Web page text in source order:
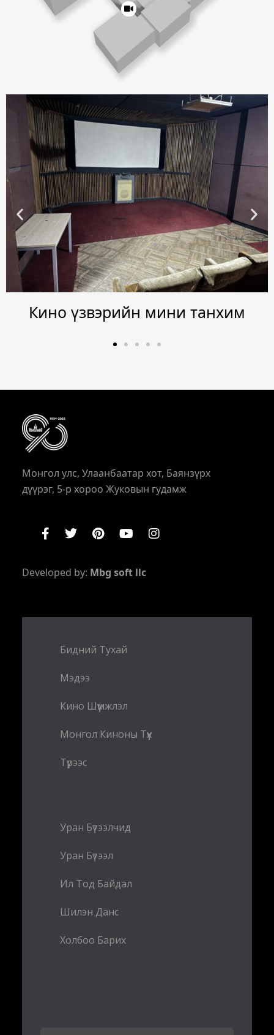
Дуу оруулалтын студи 88 м.кв
Монгол улс, Улаанбаатар хот, Баянзүрх
дүүрэг, 5-р хороо Жуковын гудамж
Developed by: Mbg soft llc
Бидний Тухай
Мэдээ
Кино Шүүмжлэл
Монгол Киноны Түүх
Түрээс
Уран Бүтээлчид
Уран Бүтээл
Ил Тод Байдал
Шилэн Данс
Холбоо Барих